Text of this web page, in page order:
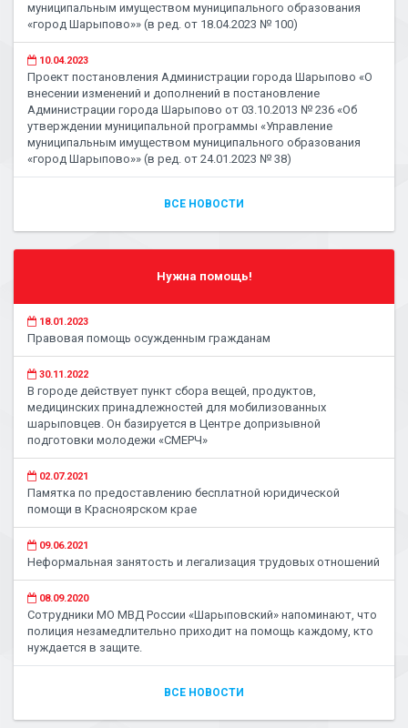
муниципальным имуществом муниципального образования
«город Шарыпово»» (в ред. от 18.04.2023 № 100)
10.04.2023
Проект постановления Администрации города Шарыпово «О
внесении изменений и дополнений в постановление
Администрации города Шарыпово от 03.10.2013 № 236 «Об
утверждении муниципальной программы «Управление
муниципальным имуществом муниципального образования
«город Шарыпово»» (в ред. от 24.01.2023 № 38)
ВСЕ НОВОСТИ
Нужна помощь!
18.01.2023
Правовая помощь осужденным гражданам
30.11.2022
В городе действует пункт сбора вещей, продуктов,
медицинских принадлежностей для мобилизованных
шарыповцев. Он базируется в Центре допризывной
подготовки молодежи «СМЕРЧ»
02.07.2021
Памятка по предоставлению бесплатной юридической
помощи в Красноярском крае
09.06.2021
Неформальная занятость и легализация трудовых отношений
08.09.2020
Сотрудники МО МВД России «Шарыповский» напоминают, что
полиция незамедлительно приходит на помощь каждому, кто
нуждается в защите.
ВСЕ НОВОСТИ